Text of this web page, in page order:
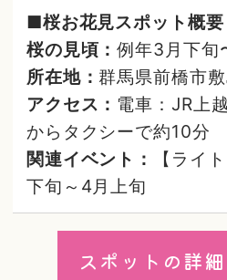
■桜お花見スポット概
桜の見頃：例年3月下旬
所在地： 群馬県前橋市
アクセス： 電車：JR上
からタクシーで約10分
関連イベント：
【ライ
下旬～4月上旬
スポットの詳